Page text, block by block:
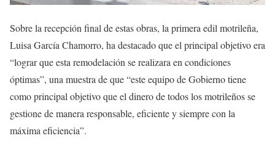
Sobre la recepción final de estas obras, la primera edil motrileña,
Luisa García Chamorro, ha destacado que el principal objetivo era
“lograr que esta remodelación se realizara en condiciones
óptimas”, una muestra de que “este equipo de Gobierno tiene
como principal objetivo que el dinero de todos los motrileños se
gestione de manera responsable, eficiente y siempre con la
máxima eficiencia”.